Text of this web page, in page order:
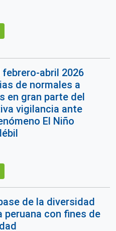
febrero-abril 2026
de normales a
en gran parte del
vigilancia ante
El Niño
de la diversidad
peruana con fines de